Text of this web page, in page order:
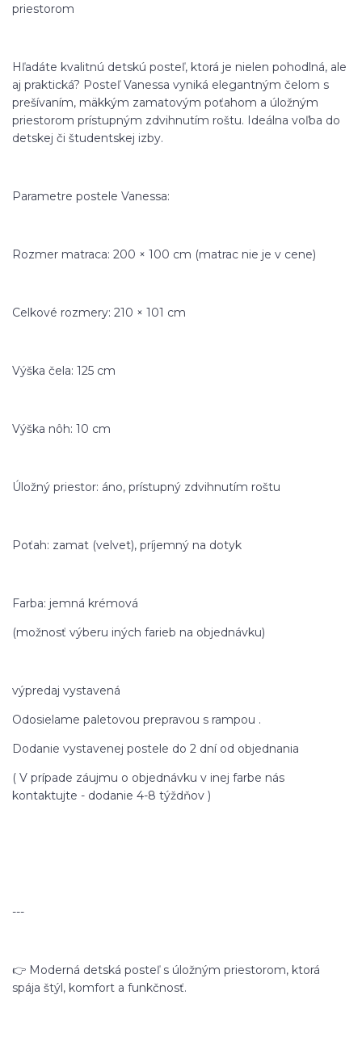
priestorom
Hľadáte kvalitnú detskú posteľ, ktorá je nielen pohodlná, ale
aj praktická? Posteľ Vanessa vyniká elegantným čelom s
prešívaním, mäkkým zamatovým poťahom a úložným
priestorom prístupným zdvihnutím roštu. Ideálna voľba do
detskej či študentskej izby.
Parametre postele Vanessa:
Rozmer matraca: 200 × 100 cm (matrac nie je v cene)
Celkové rozmery: 210 × 101 cm
Výška čela: 125 cm
Výška nôh: 10 cm
Úložný priestor: áno, prístupný zdvihnutím roštu
Poťah: zamat (velvet), príjemný na dotyk
Farba: jemná krémová
(možnosť výberu iných farieb na objednávku)
výpredaj vystavená
Odosielame paletovou prepravou s rampou .
Dodanie vystavenej postele do 2 dní od objednania
( V prípade záujmu o objednávku v inej farbe nás
kontaktujte - dodanie 4-8 týždňov )
---
👉 Moderná detská posteľ s úložným priestorom, ktorá
spája štýl, komfort a funkčnosť.